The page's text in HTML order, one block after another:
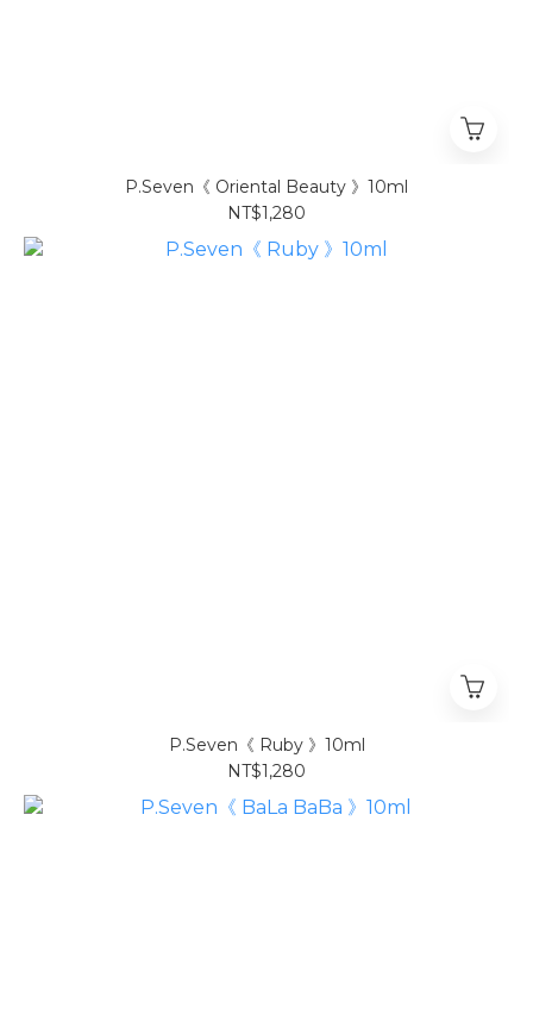
P.Seven《 Oriental Beauty 》10ml
NT$1,280
P.Seven《 Ruby 》10ml
NT$1,280